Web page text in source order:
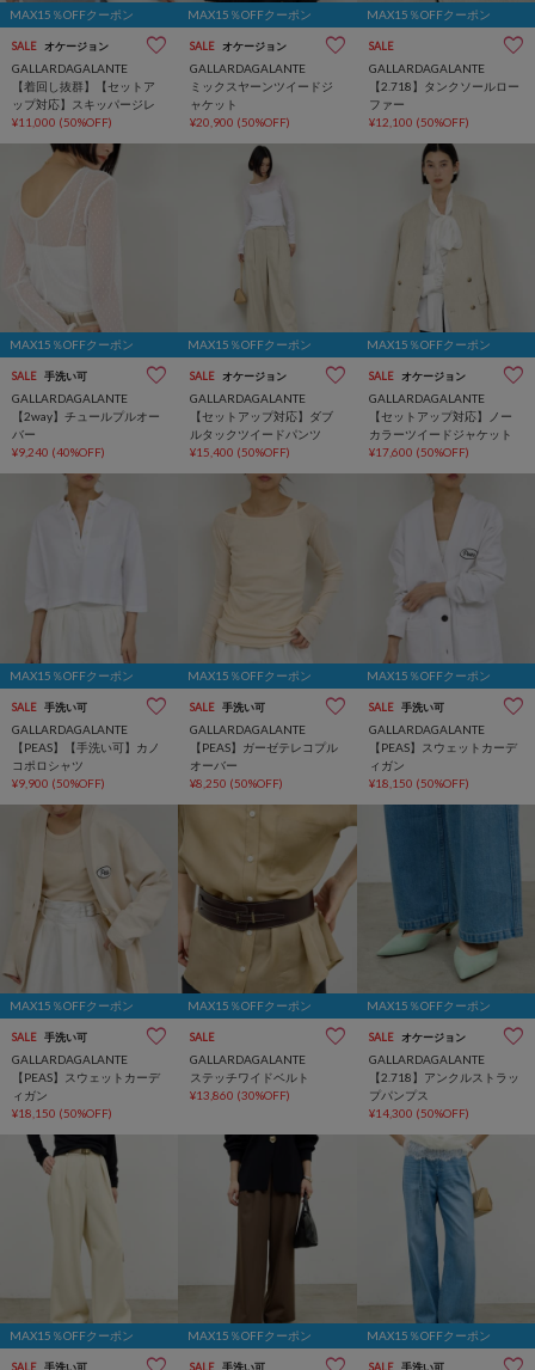
MAX15％OFFクーポン
SALE オケージョン
GALLARDAGALANTE
【着回し抜群】【セットア
ップ対応】スキッパージレ
¥11,000 (50%OFF)
MAX15％OFFクーポン
SALE オケージョン
GALLARDAGALANTE
ミックスヤーンツイードジ
ャケット
¥20,900 (50%OFF)
MAX15％OFFクーポン
SALE
GALLARDAGALANTE
【2.718】タンクソールロー
ファー
¥12,100 (50%OFF)
MAX15％OFFクーポン
SALE 手洗い可
GALLARDAGALANTE
【2way】チュールプルオー
バー
¥9,240 (40%OFF)
MAX15％OFFクーポン
SALE オケージョン
GALLARDAGALANTE
【セットアップ対応】ダブ
ルタックツイードパンツ
¥15,400 (50%OFF)
MAX15％OFFクーポン
SALE オケージョン
GALLARDAGALANTE
【セットアップ対応】ノー
カラーツイードジャケット
¥17,600 (50%OFF)
MAX15％OFFクーポン
SALE 手洗い可
GALLARDAGALANTE
【PEAS】【手洗い可】カノ
コポロシャツ
¥9,900 (50%OFF)
MAX15％OFFクーポン
SALE 手洗い可
GALLARDAGALANTE
【PEAS】ガーゼテレコプル
オーバー
¥8,250 (50%OFF)
MAX15％OFFクーポン
SALE 手洗い可
GALLARDAGALANTE
【PEAS】スウェットカーデ
ィガン
¥18,150 (50%OFF)
MAX15％OFFクーポン
SALE 手洗い可
GALLARDAGALANTE
【PEAS】スウェットカーデ
ィガン
¥18,150 (50%OFF)
MAX15％OFFクーポン
SALE
GALLARDAGALANTE
ステッチワイドベルト
¥13,860 (30%OFF)
MAX15％OFFクーポン
SALE オケージョン
GALLARDAGALANTE
【2.718】アンクルストラッ
プパンプス
¥14,300 (50%OFF)
MAX15％OFFクーポン
SALE 手洗い可
MAX15％OFFクーポン
SALE 手洗い可
MAX15％OFFクーポン
SALE 手洗い可